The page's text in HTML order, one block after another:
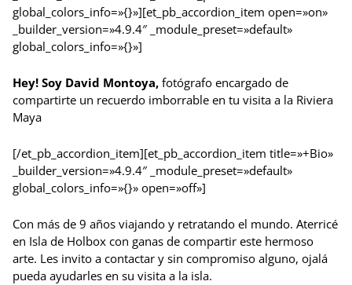
global_colors_info=»{}»][et_pb_accordion_item open=»on»
_builder_version=»4.9.4″ _module_preset=»default»
global_colors_info=»{}»]
Hey! Soy David Montoya, fotógrafo encargado de
compartirte un recuerdo imborrable en tu visita a la Riviera
Maya
[/et_pb_accordion_item][et_pb_accordion_item title=»+Bio»
_builder_version=»4.9.4″ _module_preset=»default»
global_colors_info=»{}» open=»off»]
Con más de 9 años viajando y retratando el mundo. Aterricé
en Isla de Holbox con ganas de compartir este hermoso
arte. Les invito a contactar y sin compromiso alguno, ojalá
pueda ayudarles en su visita a la isla.